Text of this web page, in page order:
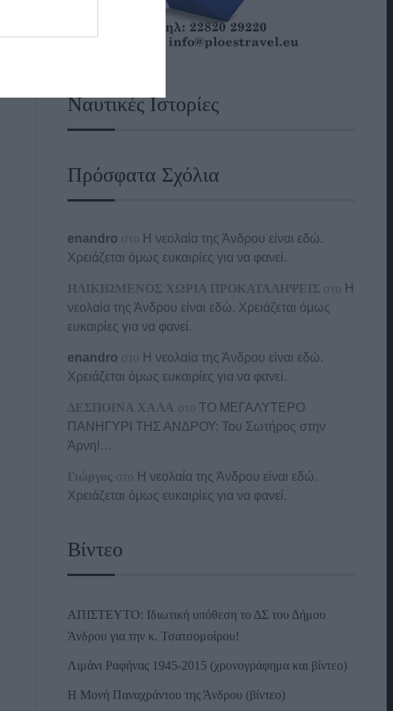
Ναυτικές Ιστορίες
Πρόσφατα Σχόλια
enandro στο Η νεολαία της Άνδρου είναι εδώ.
Χρειάζεται όμως ευκαιρίες για να φανεί.
ΗΛΙΚΙΩΜΕΝΟΣ ΧΩΡΙΑ ΠΡΟΚΑΤΑΛΗΨΕΙΣ στο Η
νεολαία της Άνδρου είναι εδώ. Χρειάζεται όμως
ευκαιρίες για να φανεί.
enandro στο Η νεολαία της Άνδρου είναι εδώ.
Χρειάζεται όμως ευκαιρίες για να φανεί.
ΔΕΣΠΟΙΝΑ ΧΑΛΑ στοΤΟ ΜΕΓΑΛΥΤΕΡΟ
ΠΑΝΗΓΥΡΙ ΤΗΣ ΑΝΔΡΟΥ: Του Σωτήρος στην
Άρνη!…
Γιώργος στο Η νεολαία της Άνδρου είναι εδώ.
Χρειάζεται όμως ευκαιρίες για να φανεί.
Βίντεο
ΑΠΙΣΤΕΥΤΟ: Ιδιωτική υπόθεση το ΔΣ του Δήμου
Άνδρου για την κ. Τσατσομοίρου!
Λιμάνι Ραφήνας 1945-2015 (χρονογράφημα και βίντεο)
Η Μονή Παναχράντου της Άνδρου (βίντεο)